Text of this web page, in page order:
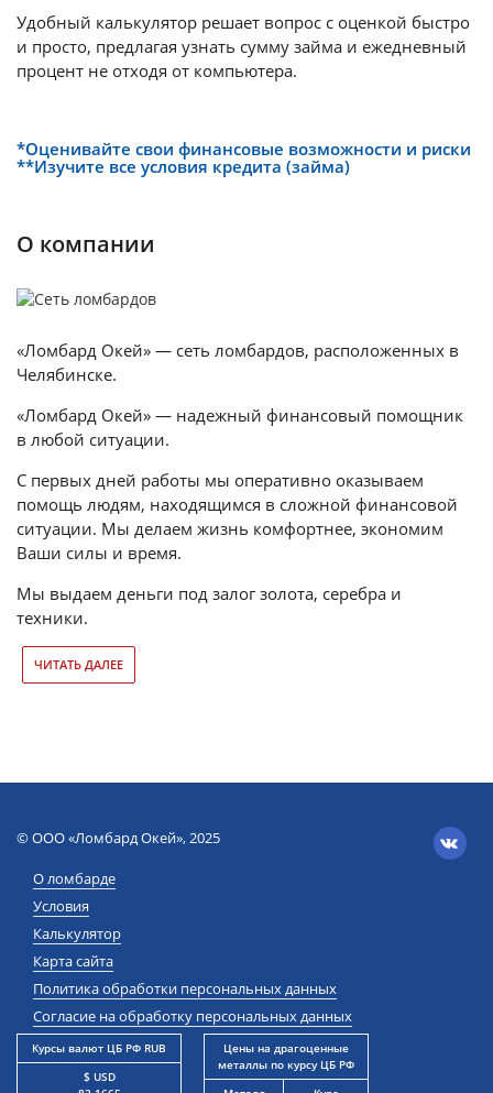
Удобный калькулятор решает вопрос с оценкой быстро
и просто, предлагая узнать сумму займа и ежедневный
процент не отходя от компьютера.
*Оценивайте свои финансовые возможности и риски
**Изучите все условия кредита (займа)
О компании
«Ломбард Окей» — сеть ломбардов, расположенных в
Челябинске.
«Ломбард Окей» — надежный финансовый помощник
в любой ситуации.
С первых дней работы мы оперативно оказываем
помощь людям, находящимся в сложной финансовой
ситуации. Мы делаем жизнь комфортнее, экономим
Ваши силы и время.
Мы выдаем деньги под залог золота, серебра и
техники.
ЧИТАТЬ ДАЛЕЕ
© ООО «Ломбард Окей», 2025
О ломбарде
Условия
Калькулятор
Карта сайта
Политика обработки персональных данных
Согласие на обработку персональных данных
Курсы валют ЦБ РФ RUB
$ USD
Цены на драгоценные
металлы по курсу ЦБ РФ